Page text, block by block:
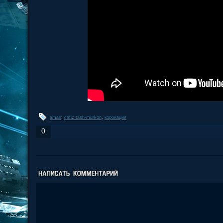
amarr, catiz tash-murkon коронация
0